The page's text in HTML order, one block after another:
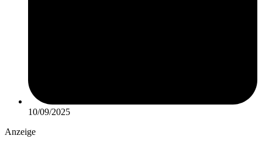
10/09/2025
Anzeige